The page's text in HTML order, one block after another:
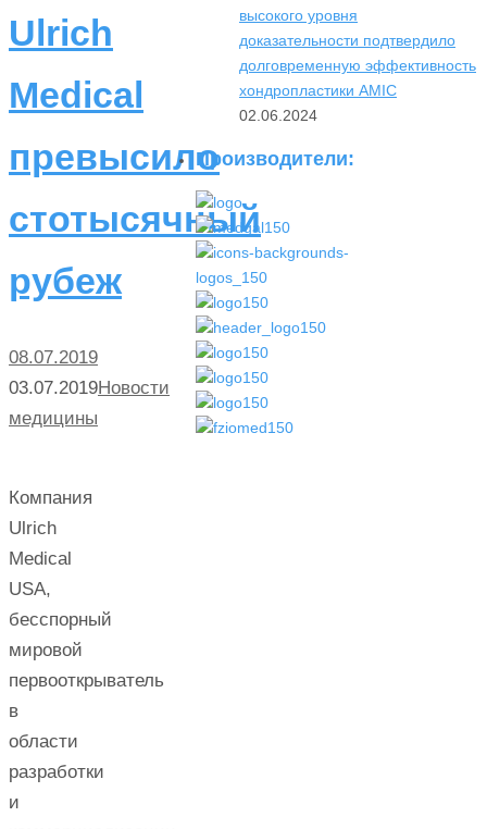
Ulrich
Medical
превысило
стотысячный
рубеж
08.07.2019
03.07.2019Новости
медицины
Компания
Ulrich
Medical
USA,
бесспорный
мировой
первооткрыватель
в
области
разработки
и
высокого уровня
доказательности подтвердило
долговременную эффективность
хондропластики AMIC
02.06.2024
Производители: